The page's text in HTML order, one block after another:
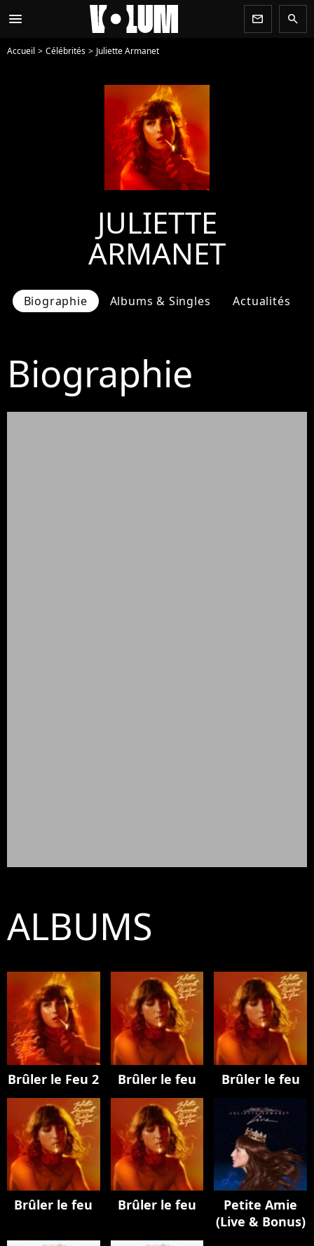
menu newsletter search
Accueil Célébrités Juliette Armanet
JULIETTE
ARMANET
Biographie Albums & Singles Actualités
Biographie
ALBUMS
Brûler le Feu 2 Brûler le feu Brûler le feu
Brûler le feu Brûler le feu
Petite Amie
(Live & Bonus)